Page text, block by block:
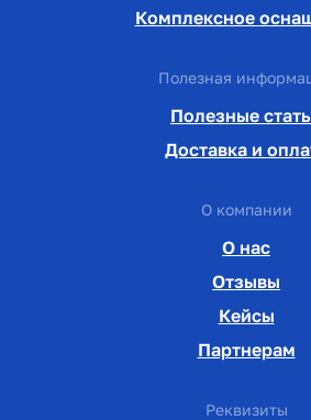
Комплексное
Полезная
Полезные
Доставка и
О компании
О нас
Отзывы
Кейсы
Партнерам
Реквизиты